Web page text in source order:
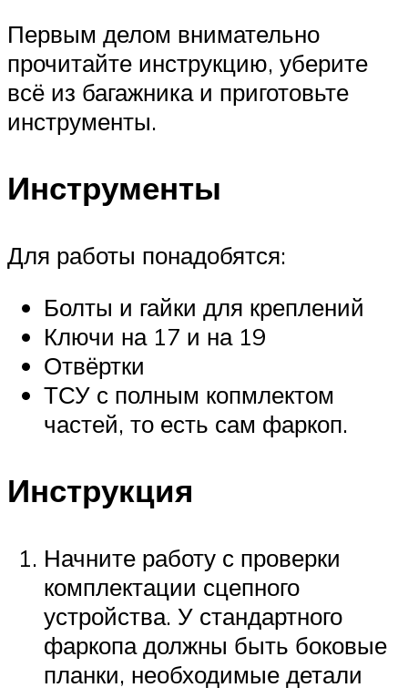
Первым делом внимательно
прочитайте инструкцию, уберите
всё из багажника и приготовьте
инструменты.
Инструменты
Для работы понадобятся:
Болты и гайки для креплений
Ключи на 17 и на 19
Отвёртки
ТСУ с полным копмлектом
частей, то есть сам фаркоп.
Инструкция
Начните работу с проверки
комплектации сцепного
устройства. У стандартного
фаркопа должны быть боковые
планки, необходимые детали